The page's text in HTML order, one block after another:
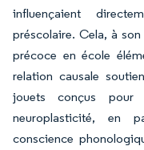
influençaient
préscolaire. Cela, à
précoce en école
relation causale
jouets conçus
neuroplasticité, en
conscience